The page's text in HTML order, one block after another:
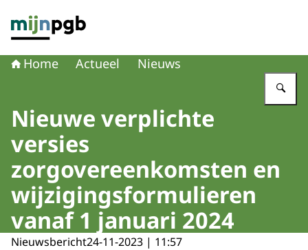
Home Actueel Nieuws
Nieuwe verplichte
versies
zorgovereenkomsten en
wijzigingsformulieren
vanaf 1 januari 2024
Nieuwsbericht24-11-2023 | 11:57